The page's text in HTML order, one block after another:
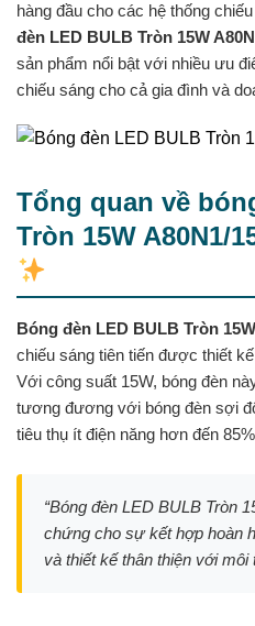
hàng đầu cho các hệ thống
đèn LED BULB Tròn 15W
sản phẩm nổi bật với nhiều ưu
chiếu sáng cho cả gia đình và
Tổng quan về
Tròn 15W A80N1/
Bóng đèn LED BULB Tròn 15W
chiếu sáng tiên tiến được thiết
Với công suất 15W, bóng đèn
tương đương với bóng đèn sợi
tiêu thụ ít điện năng hơn đến
“Bóng đèn LED BULB Tròn
chứng cho sự kết hợp hoàn
và thiết kế thân thiện với